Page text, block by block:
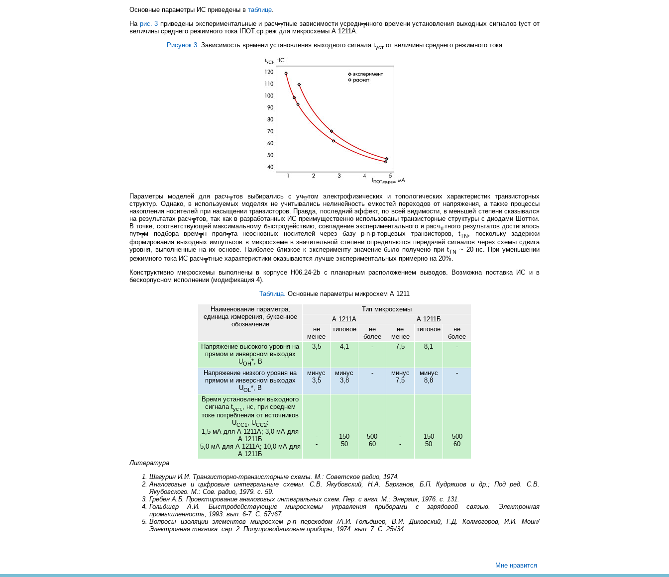
Основные параметры ИС приведены в таблице
На рис. 3 приведены экспериментальные и расч╦тные зависимости усредн╦нного времени установления выходных сигналов tуст от
величины среднего режимного тока IПОТ.ср.реж для микросхемы А 1211А.
Рисунок 3. Зависимость времени установления выходного сигнала tуст от величины среднего режимного тока
Параметры моделей для расч╦тов выбирались с уч╦том электрофизических и топологических характеристик транзисторных
структур. Однако, в используемых моделях не учитывались нелинейность емкостей переходов от напряжения, а также процессы
накопления носителей при насыщении транзисторов. Правда, последний эффект, по всей видимости, в меньшей степени сказывался
на результатах расч╦тов, так как в разработанных ИС преимущественно использованы транзисторные структуры с диодами Шоттки.
В точке, соответствующей максимальному быстродействию, совпадение экспериментального и расч╦тного результатов достигалось
пут╦м подбора врем╦н прол╦та неосновных носителей через базу p-n-p-торцевых транзисторов, tTN
, поскольку задержки
формирования выходных импульсов в микросхеме в значительной степени определяются передачей сигналов через схемы сдвига
уровня, выполненные на их основе. Наиболее близкое к эксперименту значение было получено при tTN ~ 20 нс. При уменьшении
режимного тока ИС расч╦тные характеристики оказываются лучше экспериментальных примерно на 20%.
Конструктивно микросхемы выполнены в корпусе Н06.24-2b с планарным расположением выводов. Возможна поставка ИС и в
бескорпусном исполнении (модификация 4).
Таблица. Основные параметры микросхем А 1211
Наименование параметра,
единица измерения, буквенное
обозначение
Тип микросхемы
А 1211А
А 1211Б
не
менее
типовое
не
более
не
менее
типовое
не
более
Напряжение высокого уровня на
прямом и инверсном выходах
UOH*, В
3,5 4,1 - 7,5 8,1 -
Напряжение низкого уровня на
прямом и инверсном выходах
UOL *, В
минус
3,5
минус
3,8
-
минус
7,5
минус
8,8
-
Время установления выходного
сигнала tуст.
, нс, при среднем
токе потребления от источников
UCC1 , UCC2:
1,5 мА для А 1211А; 3,0 мА для
А 1211Б
5,0 мА для А 1211А; 10,0 мА для
А 1211Б
-
-
150
50
500
60
-
-
150
50
500
60
Литература
Шагурин И.И. Транзисторно-транзисторные схемы. М.: Советское радио, 1974.
Аналоговые и цифровые интегральные схемы. С.В. Якубовский, Н.А. Барканов, Б.П. Кудряшов и др.; Под ред. С.В.
Якубовского. М.: Сов. радио, 1979. с. 59.
Гребен А.Б. Проектирование аналоговых интегральных схем. Пер. с англ. М.: Энергия, 1976. с. 131.
Гольдшер А.И. Быстродействующие микросхемы управления приборами с зарядовой связью. Электронная
промышленность, 1993. вып. 6-7. С. 57√67.
Вопросы изоляции элементов микросхем p-n переходом /А.И. Гольдшер, В.И. Диковский, Г.Д. Колмогоров, И.И. Моин/
Электронная техника. сер. 2. Полупроводниковые приборы, 1974. вып. 7. С. 25√34.
Мне нравится